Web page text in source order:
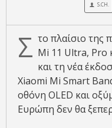
S.CH.
Σ το πλαίσιο της
Mi 11 Ultra, Pro
και τη νέα
Xiaomi Mi Smart
οθόνη OLED και
Ευρώπη δεν θα